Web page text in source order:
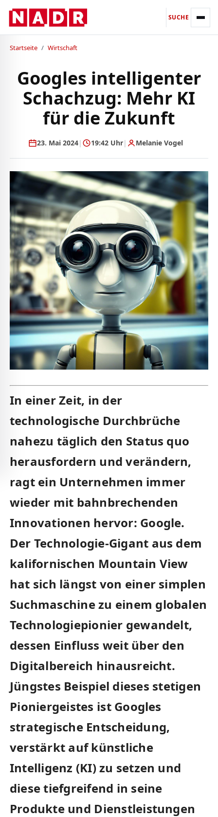
SUCHE
Startseite / Wirtschaft
Googles intelligenter
Schachzug: Mehr KI
für die Zukunft
23. Mai 2024| 19:42 Uhr| Melanie Vogel
In einer Zeit, in der
technologische⁤ Durchbrüche
nahezu täglich den⁤ Status quo
herausfordern ​und verändern,
ragt ‍ein ‍Unternehmen‍ immer
wieder‌ mit bahnbrechenden
Innovationen hervor: Google.
‍Der‍ Technologie-Gigant‍ aus dem⁢
kalifornischen Mountain View
hat sich längst von einer simplen
Suchmaschine zu ‌einem globalen
⁤Technologiepionier ‌gewandelt,
dessen Einfluss weit über den
Digitalbereich ⁤hinausreicht.
Jüngstes Beispiel dieses ⁢stetigen
⁣Pioniergeistes⁤ ist Googles
strategische Entscheidung,
verstärkt auf ‍künstliche
Intelligenz (KI) zu setzen und
diese tiefgreifend in ‍seine
Produkte und ⁢Dienstleistungen